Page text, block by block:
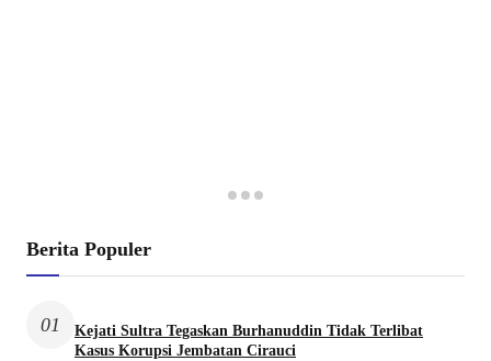
Berita Populer
01
Kejati Sultra Tegaskan Burhanuddin Tidak Terlibat
Kasus Korupsi Jembatan Cirauci